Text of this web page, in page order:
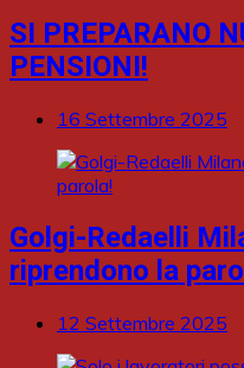
SI PREPARANO
PENSIONI!
16 Settembre 2025
Golgi-Redaelli
riprendono la
12 Settembre 2025